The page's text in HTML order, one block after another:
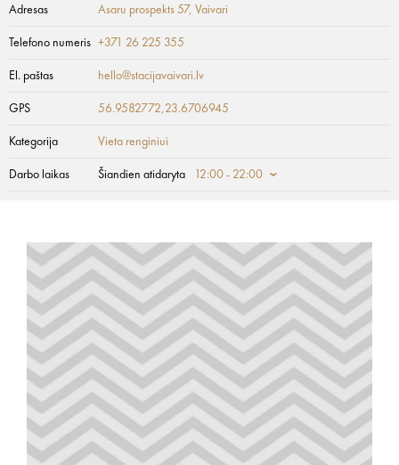
Adresas Asaru prospekts 57, Vaivari
Telefono numeris +371 26 225 355
El. paštas hello@stacijavaivari.lv
GPS 56.9582772,23.6706945
Kategorija Vieta renginiui
Darbo laikas Šiandien atidaryta 12:00 - 22:00